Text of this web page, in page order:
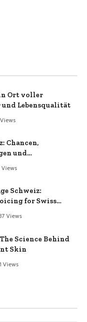
Ort voller
Lebensqualität
Views
Chancen,
und
Unternehmertum
Views
Schweiz:
for Swiss
Views
Science Behind
Skin
Views